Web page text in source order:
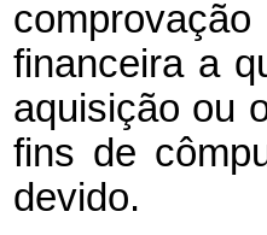
financeira a
aquisição ou
fins de
devido.